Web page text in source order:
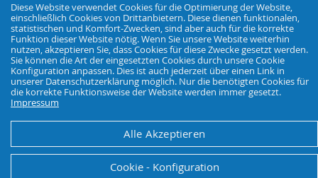
Diese Website verwendet Cookies für die Optimierung der Website,
einschließlich Cookies von Drittanbietern. Diese dienen funktionalen,
statistischen und Komfort-Zwecken, sind aber auch für die korrekte
Funktion dieser Website nötig. Wenn Sie unsere Website weiterhin
nutzen, akzeptieren Sie, dass Cookies für diese Zwecke gesetzt werden.
Sie können die Art der eingesetzten Cookies durch unsere Cookie
Konfiguration anpassen. Dies ist auch jederzeit über einen Link in
unserer Datenschutzerklärung möglich. Nur die benötigten Cookies für
die korrekte Funktionsweise der Website werden immer gesetzt.
Impressum
Alle Akzeptieren
Cookie - Konfiguration